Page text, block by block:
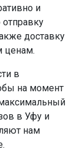
и
отправку
доставку
ценам.
в
на момент
в Уфу и
нам